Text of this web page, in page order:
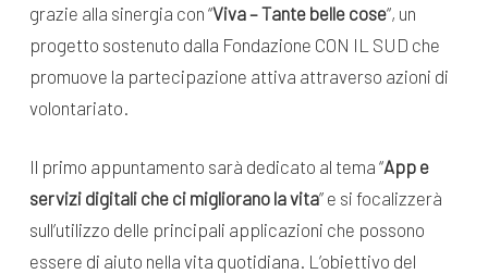
grazie alla sinergia con “Viva – Tante belle cose“, un
progetto sostenuto dalla Fondazione CON IL SUD che
promuove la partecipazione attiva attraverso azioni di
volontariato.
Il primo appuntamento sarà dedicato al tema “App e
servizi digitali che ci migliorano la vita” e si focalizzerà
sull’utilizzo delle principali applicazioni che possono
essere di aiuto nella vita quotidiana. L’obiettivo del